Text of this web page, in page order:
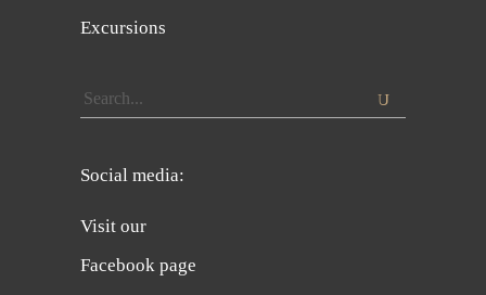
Excursions
Search
for:
Social media:
Visit our
Facebook page